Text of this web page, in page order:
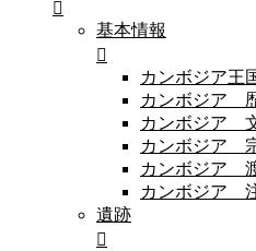
基本情報
カンボジア
カンボジア
カンボジア
カンボジア
カンボジア
カンボジア
遺跡